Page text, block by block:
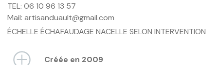
TEL: 06 10 96 13 57
Mail: artisanduault@gmail.com
ÉCHELLE ÉCHAFAUDAGE NACELLE SELON INTERVENTION
Créée en 2009